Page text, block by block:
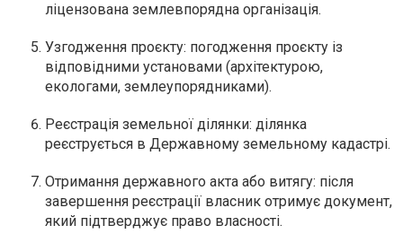
ліцензована землевпорядна організація.
Узгодження проєкту: погодження проєкту із
відповідними установами (архітектурою,
екологами, землеупорядниками).
Реєстрація земельної ділянки: ділянка
реєструється в Державному земельному кадастрі.
Отримання державного акта або витягу: після
завершення реєстрації власник отримує документ,
який підтверджує право власності.